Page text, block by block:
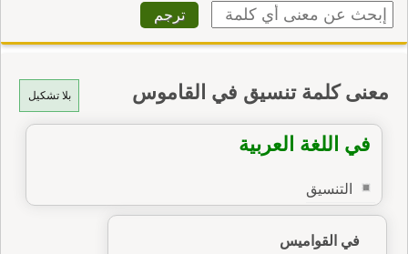
بلا تشكيل معنى كلمة تنسيق في القاموس
في اللغة العربية
التنسيق
في القواميس